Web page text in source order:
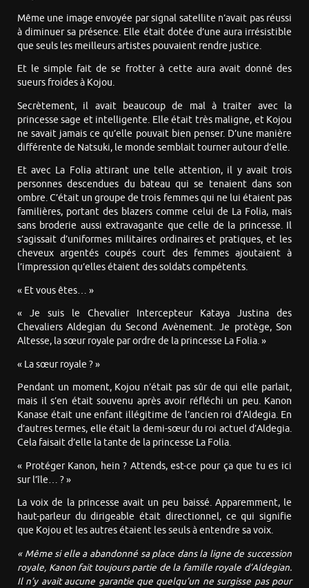
Même une image envoyée par signal satellite n’avait pas réussi
à diminuer sa présence. Elle était dotée d’une aura irrésistible
que seuls les meilleurs artistes pouvaient rendre justice.
Et le simple fait de se frotter à cette aura avait donné des
sueurs froides à Kojou.
Secrètement, il avait beaucoup de mal à traiter avec la
princesse sage et intelligente. Elle était très maligne, et Kojou
ne savait jamais ce qu’elle pouvait bien penser. D’une manière
différente de Natsuki, le monde semblait tourner autour d’elle.
Et avec La Folia attirant une telle attention, il y avait trois
personnes descendues du bateau qui se tenaient dans son
ombre. C’était un groupe de trois femmes qui ne lui étaient pas
familières, portant des blazers comme celui de La Folia, mais
sans broderie aussi extravagante que celle de la princesse. Il
s’agissait d’uniformes militaires ordinaires et pratiques, et les
cheveux argentés coupés court des femmes ajoutaient à
l’impression qu’elles étaient des soldats compétents.
« Et vous êtes… »
« Je suis le Chevalier Intercepteur Kataya Justina des
Chevaliers Aldegian du Second Avènement. Je protège, Son
Altesse, la sœur royale par ordre de la princesse La Folia. »
« La sœur royale ? »
Pendant un moment, Kojou n’était pas sûr de qui elle parlait,
mais il s’en était souvenu après avoir réfléchi un peu. Kanon
Kanase était une enfant illégitime de l’ancien roi d’Aldegia. En
d’autres termes, elle était la demi-sœur du roi actuel d’Aldegia.
Cela faisait d’elle la tante de la princesse La Folia.
« Protéger Kanon, hein ? Attends, est-ce pour ça que tu es ici
sur l’île… ? »
La voix de la princesse avait un peu baissé. Apparemment, le
haut-parleur du dirigeable était directionnel, ce qui signifie
que Kojou et les autres étaient les seuls à entendre sa voix.
« Même si elle a abandonné sa place dans la ligne de succession
royale, Kanon fait toujours partie de la famille royale d’Aldegian.
Il n’y avait aucune garantie que quelqu’un ne surgisse pas pour